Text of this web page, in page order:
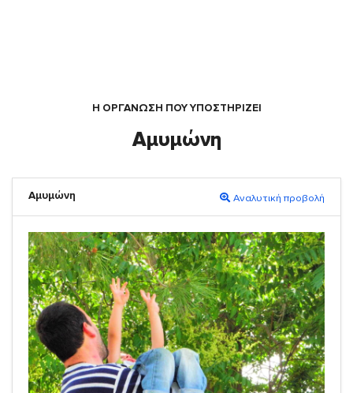
Η ΟΡΓΆΝΩΣΗ ΠΟΥ ΥΠΟΣΤΗΡΙΖΕΙ
Αμυμώνη
Αμυμώνη Αναλυτική προβολή